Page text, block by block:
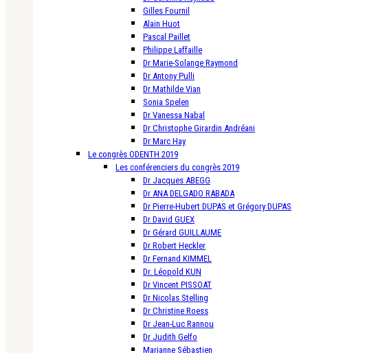
Gilles Fournil
Alain Huot
Pascal Paillet
Philippe Laffaille
Dr Marie-Solange Raymond
Dr Antony Pulli
Dr Mathilde Vian
Sonia Spelen
Dr Vanessa Nabal
Dr Christophe Girardin Andréani
Dr Marc Hay
Le congrès ODENTH 2019
Les conférenciers du congrès 2019
Dr Jacques ABEGG
Dr ANA DELGADO RABADA
Dr Pierre-Hubert DUPAS et Grégory DUPAS
Dr David GUEX
Dr Gérard GUILLAUME
Dr Robert Heckler
Dr Fernand KIMMEL
Dr. Léopold KUN
Dr Vincent PISSOAT
Dr Nicolas Stelling
Dr Christine Roess
Dr Jean-Luc Rannou
Dr Judith Gelfo
Marianne Sébastien